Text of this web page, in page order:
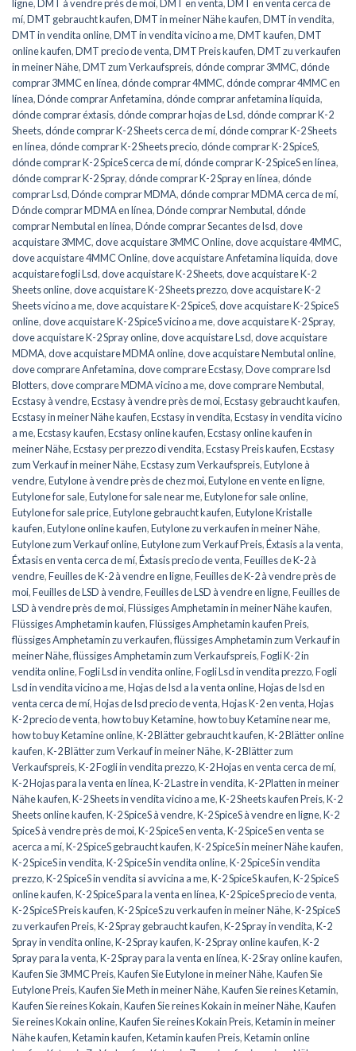
ligne,DMT à vendre près de moi,DMT en venta,DMT en venta cerca de
mí,DMT gebraucht kaufen,DMT in meiner Nähe kaufen,DMT in vendita,
DMT in vendita online,DMT in vendita vicino a me,DMT kaufen,DMT
online kaufen,DMT precio de venta,DMT Preis kaufen,DMT zu verkaufen
in meiner Nähe,DMT zum Verkaufspreis,dónde comprar 3MMC,dónde
comprar 3MMC en línea,dónde comprar 4MMC,dónde comprar 4MMC en
línea,Dónde comprar Anfetamina,dónde comprar anfetamina líquida,
dónde comprar éxtasis,dónde comprar hojas de Lsd,dónde comprar K-2
Sheets,dónde comprar K-2 Sheets cerca de mí,dónde comprar K-2 Sheets
en línea,dónde comprar K-2 Sheets precio,dónde comprar K-2 SpiceS,
dónde comprar K-2 SpiceS cerca de mí,dónde comprar K-2 SpiceS en línea,
dónde comprar K-2 Spray,dónde comprar K-2 Spray en línea,dónde
comprar Lsd,Dónde comprar MDMA,dónde comprar MDMA cerca de mí,
Dónde comprar MDMA en línea,Dónde comprar Nembutal,dónde
comprar Nembutal en línea,Dónde comprar Secantes de lsd,dove
acquistare 3MMC,dove acquistare 3MMC Online,dove acquistare 4MMC,
dove acquistare 4MMC Online,dove acquistare Anfetamina liquida,dove
acquistare fogli Lsd,dove acquistare K-2 Sheets,dove acquistare K-2
Sheets online,dove acquistare K-2 Sheets prezzo,dove acquistare K-2
Sheets vicino a me,dove acquistare K-2 SpiceS,dove acquistare K-2 SpiceS
online,dove acquistare K-2 SpiceS vicino a me,dove acquistare K-2 Spray,
dove acquistare K-2 Spray online,dove acquistare Lsd,dove acquistare
MDMA,dove acquistare MDMA online,dove acquistare Nembutal online,
dove comprare Anfetamina,dove comprare Ecstasy,Dove comprare lsd
Blotters,dove comprare MDMA vicino a me,dove comprare Nembutal,
Ecstasy à vendre,Ecstasy à vendre près de moi,Ecstasy gebraucht kaufen,
Ecstasy in meiner Nähe kaufen,Ecstasy in vendita,Ecstasy in vendita vicino
a me,Ecstasy kaufen,Ecstasy online kaufen,Ecstasy online kaufen in
meiner Nähe,Ecstasy per prezzo di vendita,Ecstasy Preis kaufen,Ecstasy
zum Verkauf in meiner Nähe,Ecstasy zum Verkaufspreis,Eutylone à
vendre,Eutylone à vendre près de chez moi,Eutylone en vente en ligne,
Eutylone for sale,Eutylone for sale near me,Eutylone for sale online,
Eutylone for sale price,Eutylone gebraucht kaufen,Eutylone Kristalle
kaufen,Eutylone online kaufen,Eutylone zu verkaufen in meiner Nähe,
Eutylone zum Verkauf online,Eutylone zum Verkauf Preis,Éxtasis a la venta,
Éxtasis en venta cerca de mí,Éxtasis precio de venta,Feuilles de K-2 à
vendre,Feuilles de K-2 à vendre en ligne,Feuilles de K-2 à vendre près de
moi,Feuilles de LSD à vendre,Feuilles de LSD à vendre en ligne,Feuilles de
LSD à vendre près de moi,Flüssiges Amphetamin in meiner Nähe kaufen,
Flüssiges Amphetamin kaufen,Flüssiges Amphetamin kaufen Preis,
flüssiges Amphetamin zu verkaufen,flüssiges Amphetamin zum Verkauf in
meiner Nähe,flüssiges Amphetamin zum Verkaufspreis,Fogli K-2 in
vendita online,Fogli Lsd in vendita online,Fogli Lsd in vendita prezzo,Fogli
Lsd in vendita vicino a me,Hojas de lsd a la venta online,Hojas de lsd en
venta cerca de mí,Hojas de lsd precio de venta,Hojas K-2 en venta,Hojas
K-2 precio de venta,how to buy Ketamine,how to buy Ketamine near me,
how to buy Ketamine online,K-2 Blätter gebraucht kaufen,K-2 Blätter online
kaufen,K-2 Blätter zum Verkauf in meiner Nähe,K-2 Blätter zum
Verkaufspreis,K-2 Fogli in vendita prezzo,K-2 Hojas en venta cerca de mí,
K-2 Hojas para la venta en línea,K-2 Lastre in vendita,K-2 Platten in meiner
Nähe kaufen,K-2 Sheets in vendita vicino a me,K-2 Sheets kaufen Preis,K-2
Sheets online kaufen,K-2 SpiceS à vendre,K-2 SpiceS à vendre en ligne,K-2
SpiceS à vendre près de moi,K-2 SpiceS en venta,K-2 SpiceS en venta se
acerca a mí,K-2 SpiceS gebraucht kaufen,K-2 SpiceS in meiner Nähe kaufen,
K-2 SpiceS in vendita,K-2 SpiceS in vendita online,K-2 SpiceS in vendita
prezzo,K-2 SpiceS in vendita si avvicina a me,K-2 SpiceS kaufen,K-2 SpiceS
online kaufen,K-2 SpiceS para la venta en línea,K-2 SpiceS precio de venta,
K-2 SpiceS Preis kaufen,K-2 SpiceS zu verkaufen in meiner Nähe,K-2 SpiceS
zu verkaufen Preis,K-2 Spray gebraucht kaufen,K-2 Spray in vendita,K-2
Spray in vendita online,K-2 Spray kaufen,K-2 Spray online kaufen,K-2
Spray para la venta,K-2 Spray para la venta en línea,K-2 Sray online kaufen,
Kaufen Sie 3MMC Preis,Kaufen Sie Eutylone in meiner Nähe,Kaufen Sie
Eutylone Preis,Kaufen Sie Meth in meiner Nähe,Kaufen Sie reines Ketamin,
Kaufen Sie reines Kokain,Kaufen Sie reines Kokain in meiner Nähe,Kaufen
Sie reines Kokain online,Kaufen Sie reines Kokain Preis,Ketamin in meiner
Nähe kaufen,Ketamin kaufen,Ketamin kaufen Preis,Ketamin online